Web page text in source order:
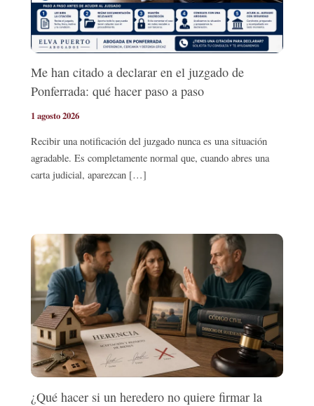
Me han citado a declarar en el juzgado de
Ponferrada: qué hacer paso a paso
1 agosto 2026
Recibir una notificación del juzgado nunca es una situación
agradable. Es completamente normal que, cuando abres una
carta judicial, aparezcan […]
¿Qué hacer si un heredero no quiere firmar la